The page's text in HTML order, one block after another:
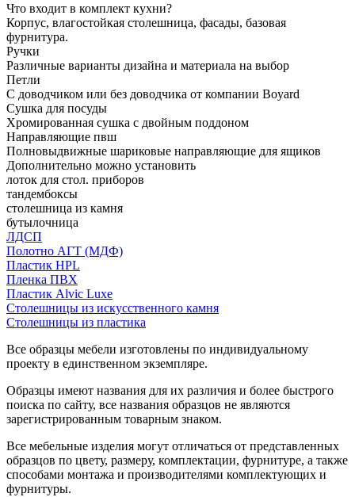
Что входит в комплект кухни?
Корпус, влагостойкая столешница, фасады, базовая
фурнитура.
Ручки
Различные варианты дизайна и материала на выбор
Петли
С доводчиком или без доводчика от компании Boyard
Сушка для посуды
Хромированная сушка с двойным поддоном
Направляющие пвш
Полновыдвижные шариковые направляющие для ящиков
Дополнительно можно установить
лоток для стол. приборов
тандембоксы
столешница из камня
бутылочница
ЛДСП
Полотно АГТ (МДФ)
Пластик HPL
Пленка ПВХ
Пластик Alvic Luxe
Столешницы из искусственного камня
Столешницы из пластика
Все образцы мебели изготовлены по индивидуальному
проекту в единственном экземпляре.
Образцы имеют названия для их различия и более быстрого
поиска по сайту, все названия образцов не являются
зарегистрированным товарным знаком.
Все мебельные изделия могут отличаться от представленных
образцов по цвету, размеру, комплектации, фурнитуре, а также
способами монтажа и производителями комплектующих и
фурнитуры.